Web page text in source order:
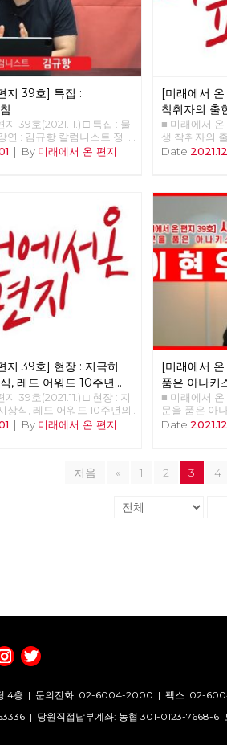
지 39호] 특집 :
39호(2021.11.) □ 특집 : 물
연 : 김규항 칼럼니스트 정
원 <혁명노트>라는 책에서
르크스 본인이 어렵다고 한
‘물신성, 물신 숭배’ 부분이
트>에서 물신성의 정의에
말하지 않았기 때문에 그런
었다. (옮긴이 주: 카를 마르
론> 제1권의 1장은 상품과 화
를 설명한다. 경제학적 지식
이라 다른 부분보다 읽기 어
‘물신성’이란 ‘상품물신성
이란 말로 1장 제4
항 작가는 강연 전반에서
<자본론>과 <자본>으로 섞
, 여기서는 혼동을 피하기 위
적는다.) 우리가 살아가는
는 상품으로 이루어진 세계
이 없으며, 우리라고 일컬
이런 세상이 만들어졌는지
맨큐의 경제학>의 경제학 10
되는 시스템이 필요하다. 이
노동이 적절히 배분된다는
회에는 공동체의 질서가
계급이 따로 있고 생산에
서 소비하는 계급이란, 역할
누가 뭘 얼마나 생산하는지
| By 미래에서 온 편지
[미래에서
착취자의 출
■ 미래에서 온
생 착취자의
<<<<<<
Date
지 39호] 현장 : 지극히
, 레드 어워드 10주년의
39호(2021.11.) □ 현장 : 지
상식, 레드 어워드 10주년의
준비중 <<<<<<
| By 미래에서 온 편지
[미래에서
품은 아나키
■ 미래에서 온
문을 품은 아
정상천 편집
노동자임을
동하는 자가
에게 이 물음
Date
처음 « 1 2 3 4
4층 | 문의전화: 02-6004-2000 | 팩스: 02-
| 당원직접납부계좌: 농협 301-0123-7668-61